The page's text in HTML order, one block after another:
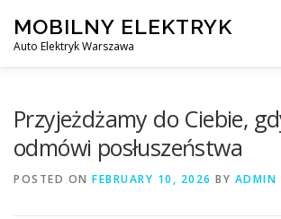
content
MOBILNY ELEKTRYK
Auto Elektryk Warszawa
Przyjeżdżamy do Ciebie,
odmówi posłuszeństwa
POSTED ON FEBRUARY 10, 2026 BY ADMIN